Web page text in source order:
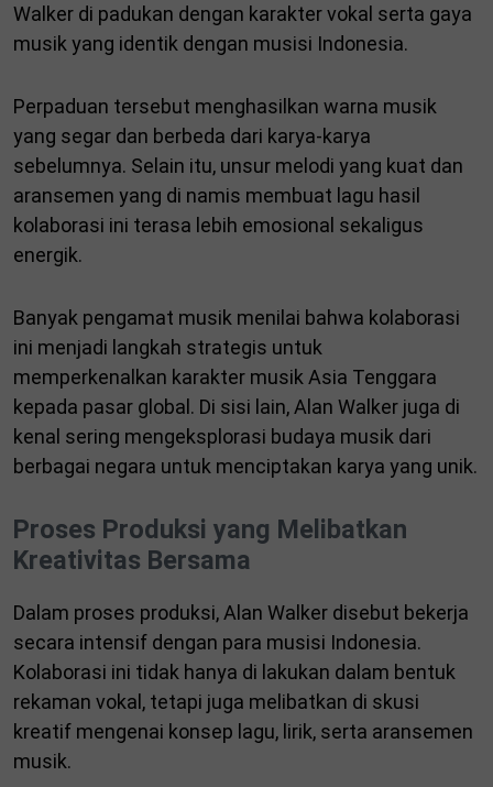
Walker di padukan dengan karakter vokal serta gaya
musik yang identik dengan musisi Indonesia.
Perpaduan tersebut menghasilkan warna musik
yang segar dan berbeda dari karya-karya
sebelumnya. Selain itu, unsur melodi yang kuat dan
aransemen yang di namis membuat lagu hasil
kolaborasi ini terasa lebih emosional sekaligus
energik.
Banyak pengamat musik menilai bahwa kolaborasi
ini menjadi langkah strategis untuk
memperkenalkan karakter musik Asia Tenggara
kepada pasar global. Di sisi lain, Alan Walker juga di
kenal sering mengeksplorasi budaya musik dari
berbagai negara untuk menciptakan karya yang unik.
Proses Produksi yang Melibatkan
Kreativitas Bersama
Dalam proses produksi, Alan Walker disebut bekerja
secara intensif dengan para musisi Indonesia.
Kolaborasi ini tidak hanya di lakukan dalam bentuk
rekaman vokal, tetapi juga melibatkan di skusi
kreatif mengenai konsep lagu, lirik, serta aransemen
musik.